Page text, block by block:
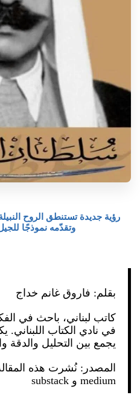
رؤية جديدة تستنطق الروح النبيلة
وتقدّمه نموذجًا للجيل
بقلم: فاروق غانم خداج
كاتب لبناني، باحث في
في نادي الكتاب اللبناني.
يجمع بين التحليل والدقة
المصدر: نُشرت هذه المقالة
medium و substack